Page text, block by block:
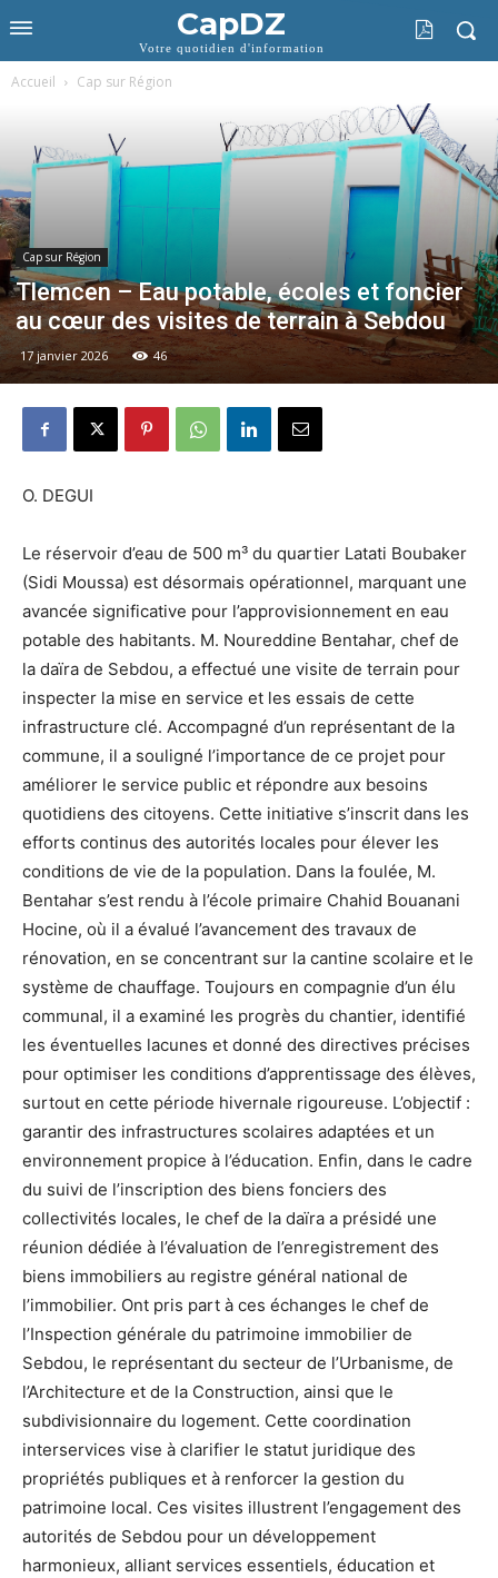
CapDZ
Votre quotidien d'information
Accueil Cap sur Région
Cap sur Région
Tlemcen – Eau potable, écoles et foncier
au cœur des visites de terrain à Sebdou
17 janvier 2026 46
O. DEGUI
Le réservoir d’eau de 500 m³ du quartier Latati Boubaker
(Sidi Moussa) est désormais opérationnel, marquant une
avancée significative pour l’approvisionnement en eau
potable des habitants. M. Noureddine Bentahar, chef de
la daïra de Sebdou, a effectué une visite de terrain pour
inspecter la mise en service et les essais de cette
infrastructure clé. Accompagné d’un représentant de la
commune, il a souligné l’importance de ce projet pour
améliorer le service public et répondre aux besoins
quotidiens des citoyens. Cette initiative s’inscrit dans les
efforts continus des autorités locales pour élever les
conditions de vie de la population. Dans la foulée, M.
Bentahar s’est rendu à l’école primaire Chahid Bouanani
Hocine, où il a évalué l’avancement des travaux de
rénovation, en se concentrant sur la cantine scolaire et le
système de chauffage. Toujours en compagnie d’un élu
communal, il a examiné les progrès du chantier, identifié
les éventuelles lacunes et donné des directives précises
pour optimiser les conditions d’apprentissage des élèves,
surtout en cette période hivernale rigoureuse. L’objectif :
garantir des infrastructures scolaires adaptées et un
environnement propice à l’éducation. Enfin, dans le cadre
du suivi de l’inscription des biens fonciers des
collectivités locales, le chef de la daïra a présidé une
réunion dédiée à l’évaluation de l’enregistrement des
biens immobiliers au registre général national de
l’immobilier. Ont pris part à ces échanges le chef de
l’Inspection générale du patrimoine immobilier de
Sebdou, le représentant du secteur de l’Urbanisme, de
l’Architecture et de la Construction, ainsi que le
subdivisionnaire du logement. Cette coordination
interservices vise à clarifier le statut juridique des
propriétés publiques et à renforcer la gestion du
patrimoine local. Ces visites illustrent l’engagement des
autorités de Sebdou pour un développement
harmonieux, alliant services essentiels, éducation et